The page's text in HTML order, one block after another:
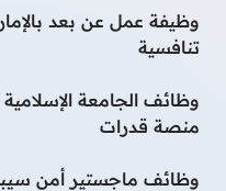
وظيفة عمل عن بعد
تنافسية
وظائف الجامعة الإسلامية
منصة قدرات
وظائف ماجستير أمن